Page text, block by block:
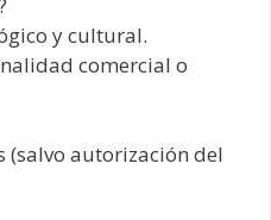
y cultural.
comercial o
(salvo autorización del